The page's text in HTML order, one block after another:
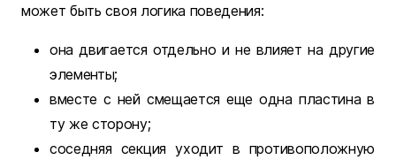
может быть своя логика поведения:
она двигается отдельно и не влияет на другие
элементы;
вместе с ней смещается еще одна пластина в
ту же сторону;
соседняя секция уходит в противоположную